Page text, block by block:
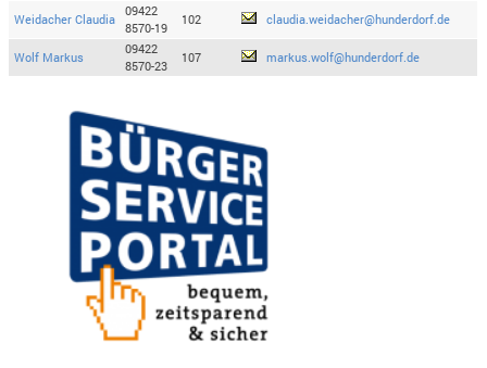
Weidacher Claudia
09422
8570-19
102 claudia.weidacher@hunderdorf.de
Wolf Markus
09422
8570-23
107 markus.wolf@hunderdorf.de